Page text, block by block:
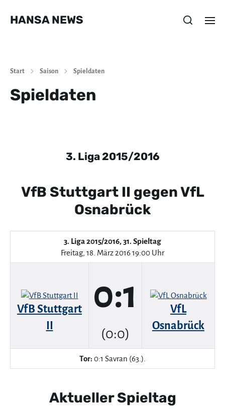
HANSA NEWS
Start Saison Spieldaten
Spieldaten
3. Liga 2015/2016
VfB Stuttgart II gegen VfL
Osnabrück
3. Liga 2015/2016, 31. Spieltag
Freitag, 18. März 2016 19:00 Uhr
VfB Stuttgart
II
0:1
(0:0)
VfL
Osnabrück
Tor: 0:1 Savran (63.).
Aktueller Spieltag